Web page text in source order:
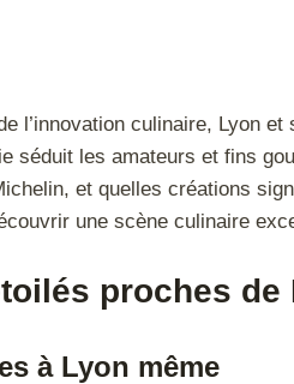
l’innovation culinaire, Lyon
séduit les amateurs et fins
et quelles créations
une scène culinaire
proches
à Lyon même